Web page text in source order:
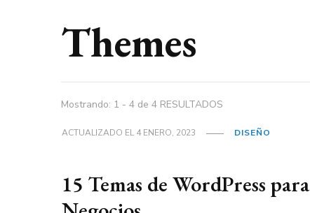
Themes
Mostrando: 1 - 4 de 4 RESULTADOS
ACTUALIZADO EL4 ENERO, 2023 DISEÑO
15 Temas de WordPress para